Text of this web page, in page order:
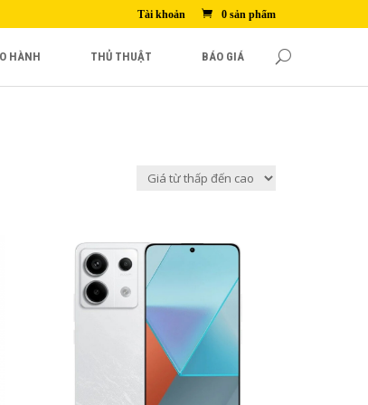
Tài khoản 0 sản phẩm
HÀNH THỦ THUẬT BÁO GIÁ
4,990,000₫
Màn hình: AMOLED, 68 tỷ màu,
120Hz, 1920Hz PWM, Dolby
Vision, 500 nits (điển hình), 1200